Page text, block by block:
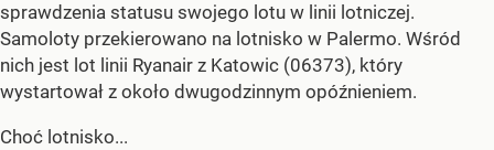
sprawdzenia statusu swojego lotu w linii lotniczej.
Samoloty przekierowano na lotnisko w Palermo. Wśród
nich jest lot linii Ryanair z Katowic (06373), który
wystartował z około dwugodzinnym opóźnieniem.
Choć lotnisko...